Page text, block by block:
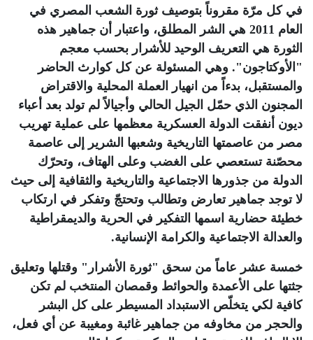
في كل مرّة مقروناً بتوصيف ثورة الشعب المصري في
العام 2011 هي الشر المطلق، واعتبار أن جماهير هذه
الثورة هي التعريف الوحيد للأشرار بحسب معجم
"الأوكتاجون". وهي المسئولة عن كل كوارث الحاضر
والمستقبل، بدءاً من انهيار العملة المحلية والاقتراض
المجنون الذي حمّل الجيل الحالي وأجيالاً لم تولد بعد أعباء
ديون أنفقت الدولة العسكرية معظمها على عملية تهريب
مصر من عاصمتها التاريخية وشعبها الشرير إلى عاصمة
محصّنة تستعصي على الغضب وعلى الهتاف، وتحرّك
الدولة من جذورها الاجتماعية والتاريخية والثقافية إلى حيث
لا توجد جماهير تعارض وتطالب وتحتجّ وتفكر في ارتكاب
خطيئة حضارية اسمها التفكير في الحرية والديمقراطية
والعدالة الاجتماعية والكرامة الإنسانية.
خمسة عشر عاماً من سحق "ثورة الأشرار" وقتلها وتعليق
جثتها على الأعمدة والحوائط وقمصان المنتخب لم تكن
كافية لكي يتخلّص الاستبداد المسيطر على كل البشر
والحجر من مخاوفه من جماهير غائبة ومغيبة عن أي فعل،